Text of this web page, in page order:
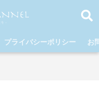
プライバシーポリシー お